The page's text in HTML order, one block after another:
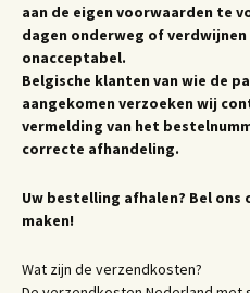
aan de eigen voorwaarden te
dagen onderweg of verdwijnen
onacceptabel.
Belgische klanten van wie de
aangekomen verzoeken wij
vermelding van het
correcte afhandeling.
Uw bestelling afhalen? Bel
maken!
Wat zijn de verzendkosten?